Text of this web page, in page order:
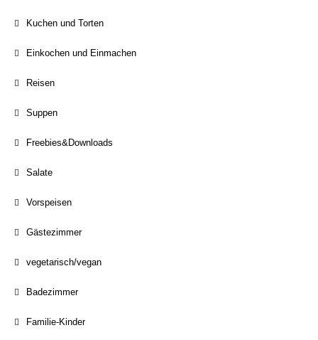
Kuchen und Torten
Einkochen und Einmachen
Reisen
Suppen
Freebies&Downloads
Salate
Vorspeisen
Gästezimmer
vegetarisch/vegan
Badezimmer
Familie-Kinder